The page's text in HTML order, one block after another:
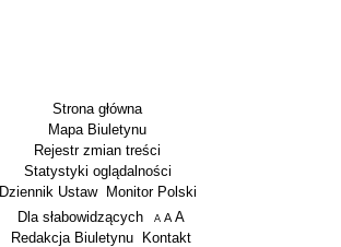
Strona główna
Mapa Biuletynu
Rejestr zmian treści
Statystyki oglądalności
Dziennik Ustaw
Monitor Polski
Menu dodatkowe
Dla słabowidzących A pomniejsz czcionkę
A standardowy rozmiar czcionki
A
Redakcja Biuletynu
Kontakt